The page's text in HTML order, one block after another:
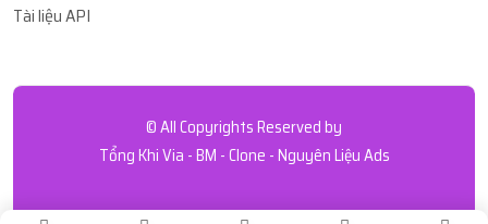
Tài liệu API
© All Copyrights Reserved by
Tổng Khi Via - BM - Clone - Nguyên Liệu Ads